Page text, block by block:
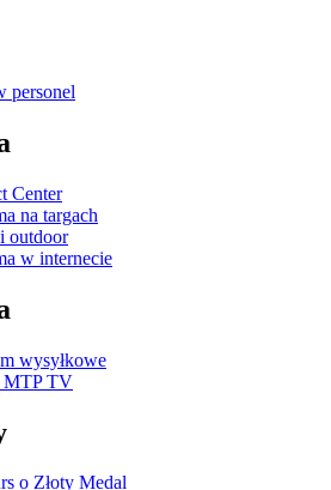
personel
Center
na targach
outdoor
w internecie
wysyłkowe
MTP TV
o Złoty Medal